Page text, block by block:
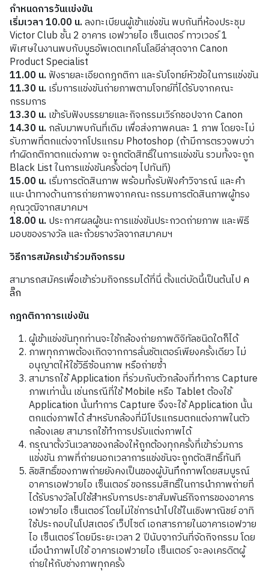
กำหนดการวันแข่งขัน
เริ่มเวลา10.00น.ลงทะเบียนผู้เข้าแข่งขัน พบกันที่ห้องประชุม
Victor Club ชั้น 2 อาคาร เอฟวายไอ เซ็นเตอร์ ทาวเวอร์ 1
พิเศษในงานพบกับบูธอัพเดตเทคโนโลยีล่าสุดจาก Canon
Product Specialist
11.00น. ฟังรายละเอียดกฎกติกา และรับโจทย์หัวข้อในการแข่งขัน
11.30น. เริ่มการแข่งขันถ่ายภาพตามโจทย์ที่ได้รับจากคณะ
กรรมการ
13.30น. เข้ารับฟังบรรยายและกิจกรรมเวิร์กชอปจาก Canon
14.30น. กลับมาพบกันที่เดิม เพื่อส่งภาพคนละ 1 ภาพ โดยจะไม่
รับภาพที่ตกแต่งจากโปรแกรม Photoshop (ถ้ามีการตรวจพบว่า
ทำผิดกติกาตกแต่งภาพ จะถูกตัดสิทธิ์ในการแข่งขัน รวมทั้งจะถูก
Black List ในการแข่งขันครั้งต่อๆ ไปทันที)
15.00น. เริ่มการตัดสินภาพ พร้อมทั้งรับฟังคำวิจารณ์ และคำ
แนะนำทางด้านการถ่ายภาพจากคณะกรรมการตัดสินภาพผู้ทรง
คุณวุฒิจากสมาคมฯ
18.00น. ประกาศผลผู้ชนะการแข่งขันประกวดถ่ายภาพ และพิธี
มอบของรางวัล และถ้วยรางวัลจากสมาคมฯ
วิธีการสมัครเข้าร่วมกิจกรรม
สามารถสมัครเพื่อเข้าร่วมกิจกรรมได้ที่นี่ตั้งแต่บัดนี้เป็นต้นไป ค
ลิ๊ก
กฎกติกาการแข่งขัน
ผู้เข้าแข่งขันทุกท่านจะใช้กล้องถ่ายภาพดิจิทัลชนิดใดก็ได้
ภาพทุกภาพต้องเกิดจากการลั่นชัตเตอร์เพียงครั้งเดียวไม่
อนุญาตให้ใช้วิธีซ้อนภาพ หรือถ่ายซ้ำ
สามารถใช้Application ที่ร่วมกับตัวกล้องที่ทำการCapture
ภาพเท่านั้นเช่นกรณีที่ใช้Mobile หรือ Tabletต้องใช้
Application นั้นทำการCaptureจึงจะใช้Application นั้น
ตกแต่งภาพได้สำหรับกล้องที่มีโปรแกรมตกแต่งภาพในตัว
กล้องเลยสามารถใช้ทำการปรับแต่งภาพได้
กรุณาตั้งวันเวลาของกล้องให้ถูกต้องทุกครั้งที่เข้าร่วมการ
แข่งขันภาพที่ถ่ายนอกเวลาการแข่งขันจะถูกตัดสิทธิ์ทันที
ลิขสิทธิ์ของภาพถ่ายยังคงเป็นของผู้บันทึกภาพโดยสมบูรณ์
อาคารเอฟวายไอ เซ็นเตอร์ ขอกรรมสิทธิ์ในการนำภาพถ่ายที่
ได้รับรางวัลไปใช้สำหรับการประชาสัมพันธ์กิจการของอาคาร
เอฟวายไอ เซ็นเตอร์ โดยไม่ใช่การนำไปใช้ในเชิงพาณิชย์ อาทิ
ใช้ประกอบในโปสเตอร์ เว็ปไซต์ เอกสารภายในอาคารเอฟวาย
ไอ เซ็นเตอร์ โดยมีระยะเวลา 2 ปีนับจากวันที่จัดกิจกรรม โดย
เมื่อนำภาพไปใช้ อาคารเอฟวายไอ เซ็นเตอร์ จะลงเครดิตผู้
ถ่ายให้กับช่างภาพทุกครั้ง